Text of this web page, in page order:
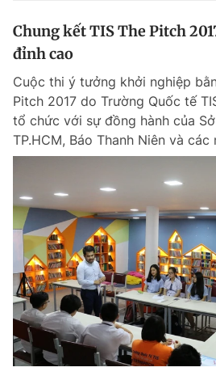
Chung kết TIS The Pitch
đỉnh cao
Cuộc thi ý tưởng khởi nghiệp
Pitch 2017 do Trường Quốc tế
tổ chức với sự đồng hành của
TP.HCM, Báo Thanh Niên và